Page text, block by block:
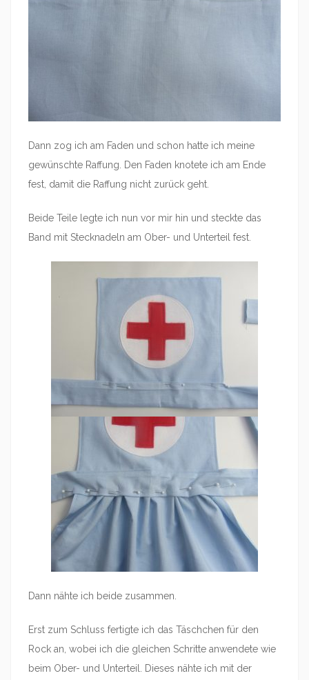
Dann zog ich am Faden und schon hatte ich meine
gewünschte Raffung. Den Faden knotete ich am Ende
fest, damit die Raffung nicht zurück geht.
Beide Teile legte ich nun vor mir hin und steckte das
Band mit Stecknadeln am Ober- und Unterteil fest.
Dann nähte ich beide zusammen.
Erst zum Schluss fertigte ich das Täschchen für den
Rock an, wobei ich die gleichen Schritte anwendete wie
beim Ober- und Unterteil. Dieses nähte ich mit der